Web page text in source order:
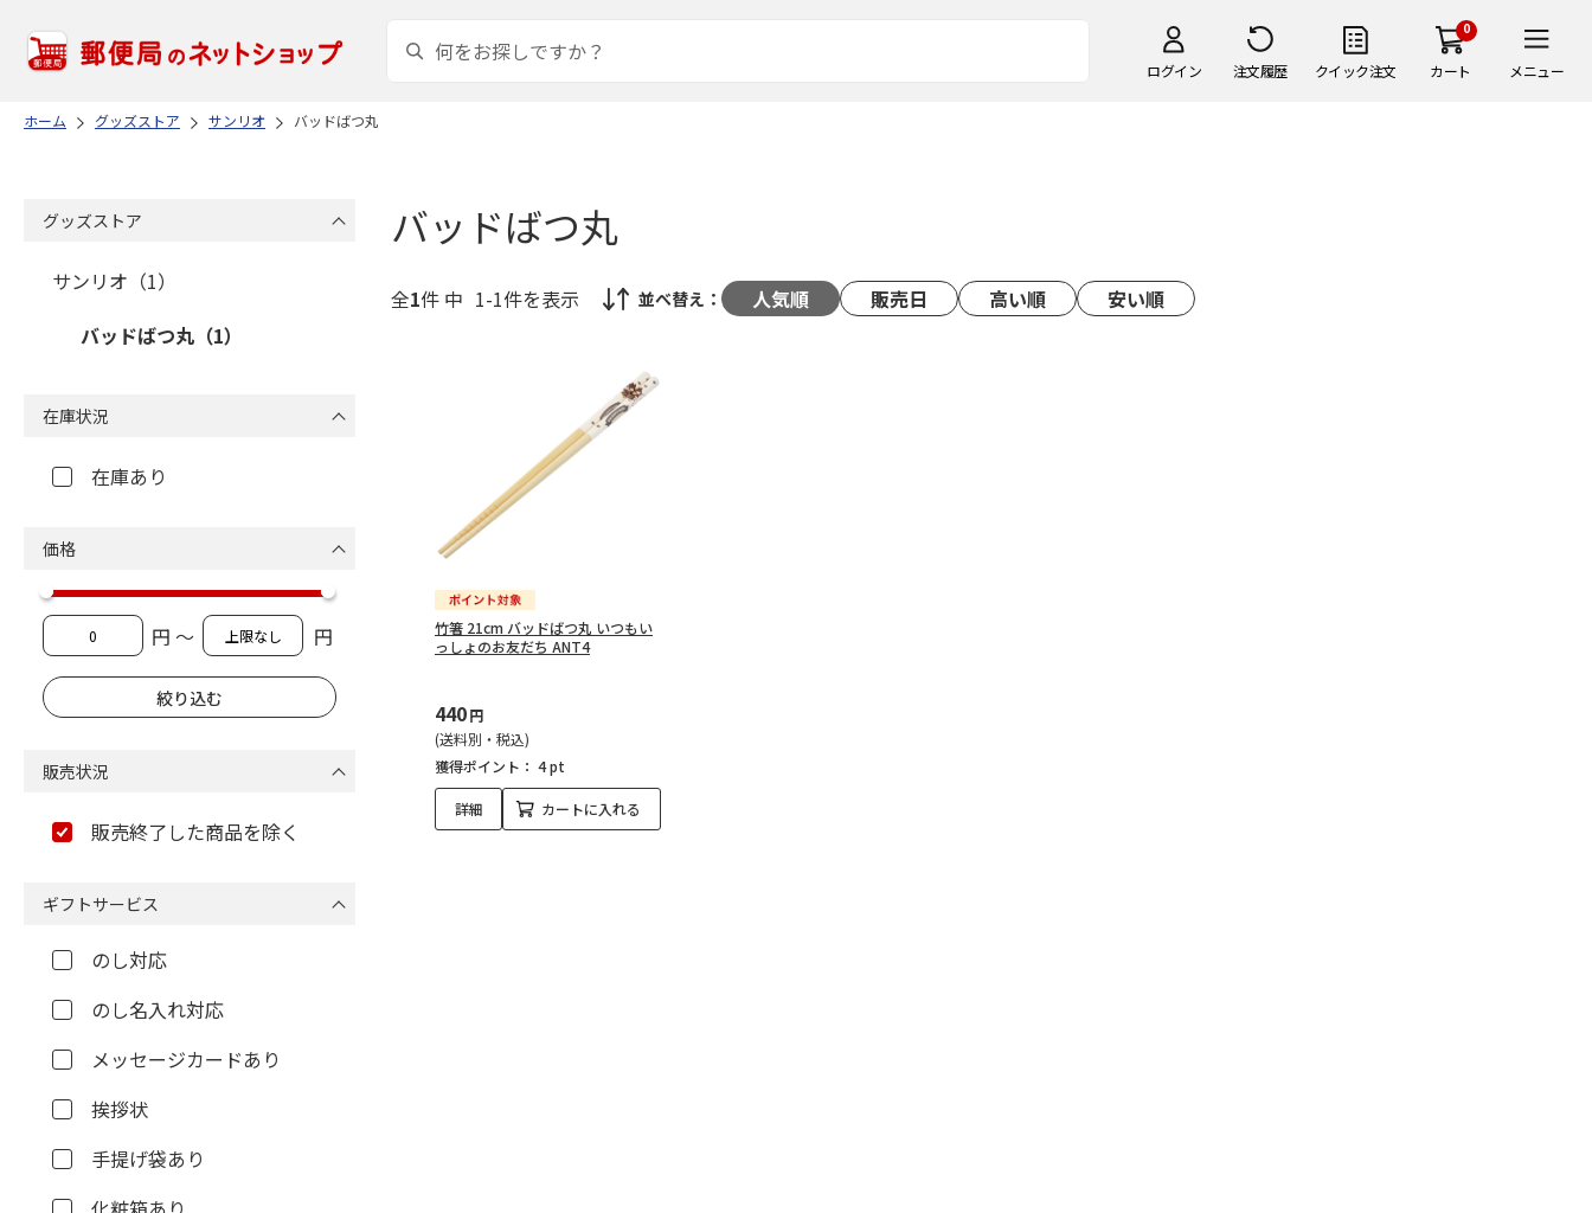
ログイン 注文履歴 クイック注文
0
カート メニュー
ホーム グッズストア サンリオ バッドばつ丸
バッドばつ丸
全1件 中 1-1件を表示 並べ替え： 人気順 販売日 高い順 安い順
竹箸 21cm バッドばつ丸 いつもい
っしょのお友だち ANT4
440円
(送料別・税込)
獲得ポイント： 4 pt
詳細 カートに入れる
グッズストア
サンリオ（1）
バッドばつ丸（1）
在庫状況
在庫あり
価格
円 ～ 円
販売状況
販売終了した商品を除く
ギフトサービス
のし対応
のし名入れ対応
メッセージカードあり
挨拶状
手提げ袋あり